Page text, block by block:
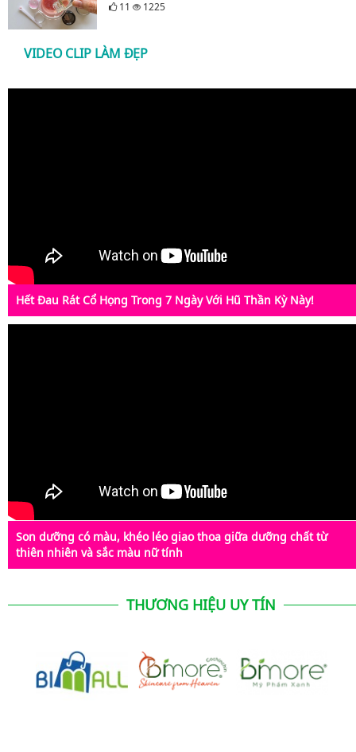
11 1225
VIDEO CLIP LÀM ĐẸP
Hết Đau Rát Cổ Họng Trong 7 Ngày Với Hũ Thần Kỳ Này!
Son dưỡng có màu, khéo léo giao thoa giữa dưỡng chất từ
thiên nhiên và sắc màu nữ tính
THƯƠNG HIỆU UY TÍN